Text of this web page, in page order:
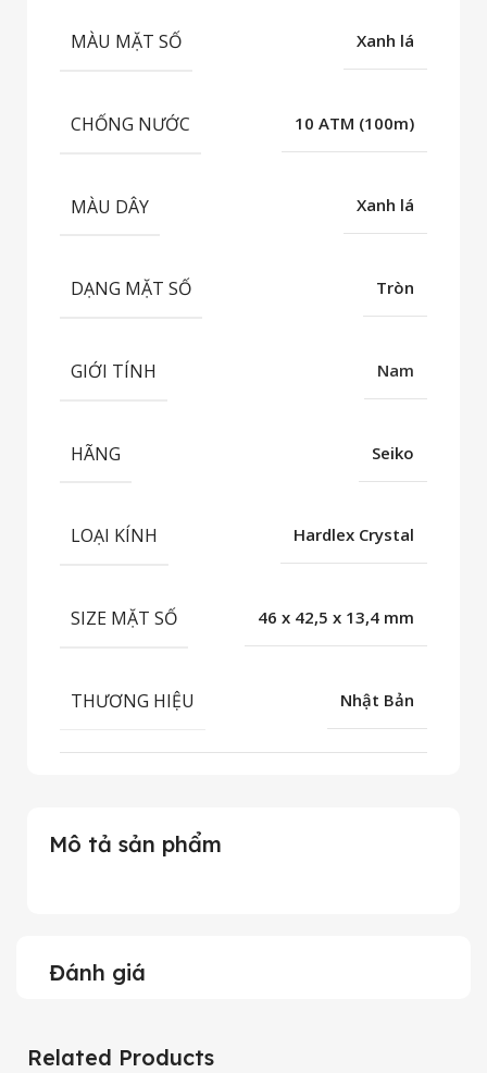
Mô tả sản phẩm
MÀU MẶT SỐ Xanh lá
CHỐNG NƯỚC 10 ATM (100m)
MÀU DÂY Xanh lá
DẠNG MẶT SỐ Tròn
GIỚI TÍNH Nam
HÃNG Seiko
LOẠI KÍNH Hardlex Crystal
SIZE MẶT SỐ 46 x 42,5 x 13,4 mm
THƯƠNG HIỆU Nhật Bản
Đánh giá
Related Products